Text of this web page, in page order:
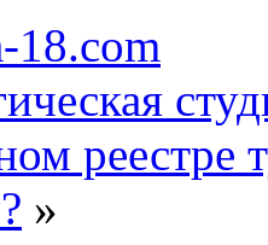
18.com
реестре
»